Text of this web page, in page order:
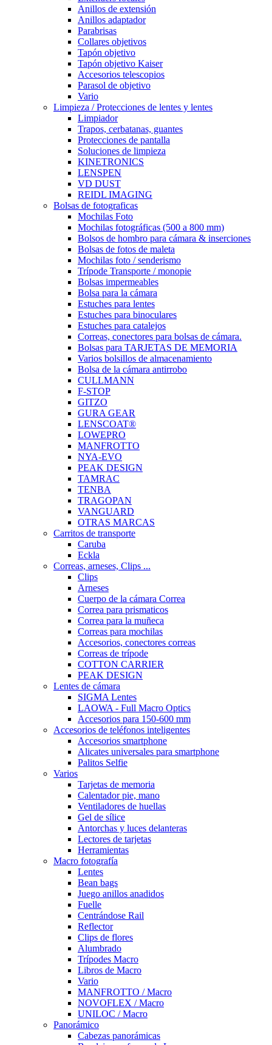
Anillos de extensión
Anillos adaptador
Parabrisas
Collares objetivos
Tapón objetivo
Tapón objetivo Kaiser
Accesorios telescopios
Parasol de objetivo
Vario
Limpieza / Protecciones de lentes y lentes
Limpiador
Trapos, cerbatanas, guantes
Protecciones de pantalla
Soluciones de limpieza
KINETRONICS
LENSPEN
VD DUST
REIDL IMAGING
Bolsas de fotograficas
Mochilas Foto
Mochilas fotográficas (500 a 800 mm)
Bolsos de hombro para cámara & inserciones
Bolsas de fotos de maleta
Mochilas foto / senderismo
Trípode Transporte / monopie
Bolsas impermeables
Bolsa para la cámara
Estuches para lentes
Estuches para binoculares
Estuches para catalejos
Correas, conectores para bolsas de cámara.
Bolsas para TARJETAS DE MEMORIA
Varios bolsillos de almacenamiento
Bolsa de la cámara antirrobo
CULLMANN
F-STOP
GITZO
GURA GEAR
LENSCOAT®
LOWEPRO
MANFROTTO
NYA-EVO
PEAK DESIGN
TAMRAC
TENBA
TRAGOPAN
VANGUARD
OTRAS MARCAS
Carritos de transporte
Caruba
Eckla
Correas, arneses, Clips ...
Clips
Arneses
Cuerpo de la cámara Correa
Correa para prismaticos
Correa para la muñeca
Correas para mochilas
Accesorios, conectores correas
Correas de trípode
COTTON CARRIER
PEAK DESIGN
Lentes de cámara
SIGMA Lentes
LAOWA - Full Macro Optics
Accesorios para 150-600 mm
Accesorios de teléfonos inteligentes
Accesorios smartphone
Alicates universales para smartphone
Palitos Selfie
Varios
Tarjetas de memoria
Calentador pie, mano
Ventiladores de huellas
Gel de sílice
Antorchas y luces delanteras
Lectores de tarjetas
Herramientas
Macro fotografía
Lentes
Bean bags
Juego anillos anadidos
Fuelle
Centrándose Rail
Reflector
Clips de flores
Alumbrado
Trípodes Macro
Libros de Macro
Vario
MANFROTTO / Macro
NOVOFLEX / Macro
UNILOC / Macro
Panorámico
Cabezas panorámicas